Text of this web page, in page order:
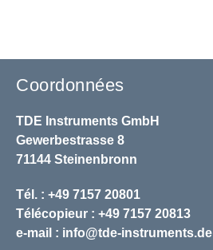
Coordonnées
TDE Instruments GmbH
Gewerbestrasse 8
71144 Steinenbronn
Tél. : +49 7157 20801
Télécopieur : +49 7157 20813
e-mail : info@tde-instruments.de